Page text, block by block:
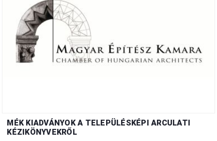
MÉK KIADVÁNYOK A TELEPÜLÉSKÉPI ARCULATI
KÉZIKÖNYVEKRŐL